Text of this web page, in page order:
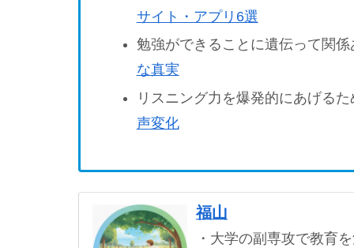
サイト・アプリ6選
勉強ができることに遺伝って関
な真実
リスニング力を爆発的にあげる
声変化
福山
・大学の副専攻で教育